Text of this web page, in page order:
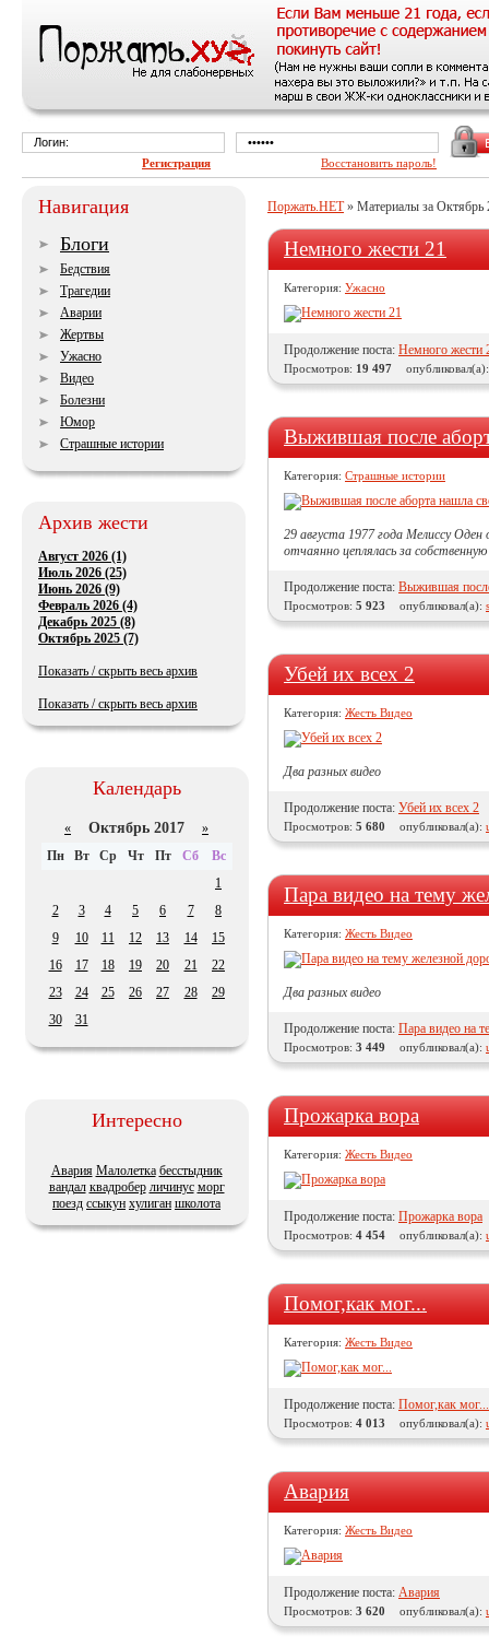
Поржать.НЕТ» Материалы за Октябрь
Немного жести 21
Категория: Ужасно
Продолжение поста: Немного жести
Просмотров: 19 497
Выжившая после
Категория: Страшные истории
29 августа 1977 года Мелиссу
отчаянно цеплялась за
Продолжение поста: Выжившая
Просмотров: 5 923 опубликовал(а):
Убей их всех 2
Категория: Жесть Видео
Два разных видео
Продолжение поста: Убей их всех 2
Просмотров: 5 680 опубликовал(а):
Пара видео на тему
Категория: Жесть Видео
Два разных видео
Продолжение поста: Пара видео на
Просмотров: 3 449 опубликовал(а):
Прожарка вора
Категория: Жесть Видео
Продолжение поста: Прожарка вора
Просмотров: 4 454 опубликовал(а):
Помог,как мог...
Категория: Жесть Видео
Продолжение поста: Помог,как мог...
Просмотров: 4 013 опубликовал(а):
Авария
Категория: Жесть Видео
Продолжение поста: Авария
Просмотров: 3 620 опубликовал(а):
Навигация
Блоги
Бедствия
Трагедии
Аварии
Жертвы
Ужасно
Видео
Болезни
Юмор
Страшные истории
Архив жести
Август 2026 (1)
Июль 2026 (25)
Июнь 2026 (9)
Февраль 2026 (4)
Декабрь 2025 (8)
Октябрь 2025 (7)
Показать / скрыть весь архив
Показать / скрыть весь архив
Календарь
« Октябрь 2017 »
Пн
Вт Ср Чт Пт Сб
Вс
1
2
3 4 5 6 7
8
9
10 11 12 13 14
15
16
17 18 19 20 21
22
23
24 25 26 27 28
29
30
31
Интересно
Авария Малолетка бесстыдник
вандал квадробер личинус морг
поезд ссыкун хулиган школота
Регистрация Восстановить пароль!